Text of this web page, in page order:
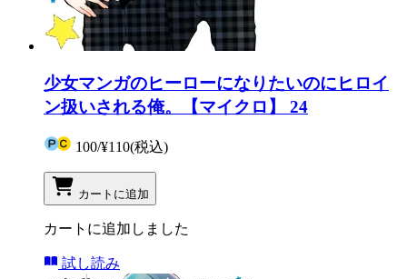
少女マンガのヒーローになりたいのにヒロイ
ン扱いされる俺。【マイクロ】 24
100/¥110(税込)
カートに追加
カートに追加しました
試し読み